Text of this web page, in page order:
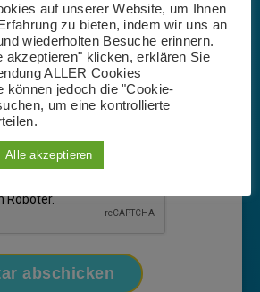
und Website in diesem Browser
auf unserer Website, um Ihnen
zu bieten, indem wir uns an
wiederholten Besuche erinnern.
akzeptieren" klicken, erklären Sie
ALLER Cookies
können jedoch die "Cookie-
um eine kontrollierte
Alle akzeptieren